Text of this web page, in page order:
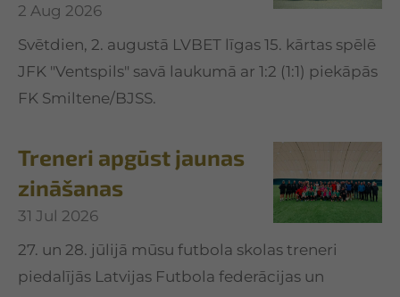
2 Aug 2026
Svētdien, 2. augustā LVBET līgas 15. kārtas spēlē
JFK "Ventspils" savā laukumā ar 1:2 (1:1) piekāpās
FK Smiltene/BJSS.
Treneri apgūst jaunas
zināšanas
31 Jul 2026
27. un 28. jūlijā mūsu futbola skolas treneri
piedalījās Latvijas Futbola federācijas un